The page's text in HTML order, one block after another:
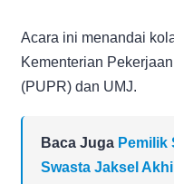
Acara ini menandai
Kementerian
(PUPR) dan UMJ.
Baca Juga Pemilik
Swasta Jaksel